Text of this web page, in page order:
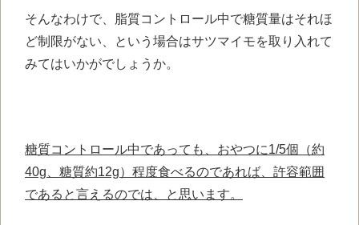
そんなわけで、脂質コントロール中で糖質量はそれほ
ど制限がない、という場合はサツマイモを取り入れて
みてはいかがでしょうか。
糖質コントロール中であっても、おやつに1/5個（約
40g、糖質約12g）程度食べるのであれば、許容範囲
であると言えるのでは、と思います。